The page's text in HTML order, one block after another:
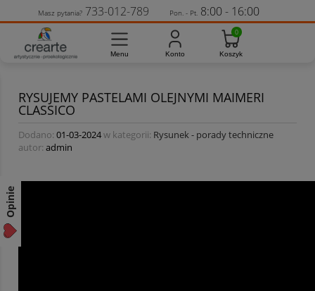
RYSUJEMY PASTELAMI OLEJNYMI MAIMERI
CLASSICO
Dodano: 01-03-2024w kategorii: Rysunek - porady techniczne
autor: admin
Masz pytania? 733-012-789 Pon. - Pt. 8:00 - 16:00
Opinie